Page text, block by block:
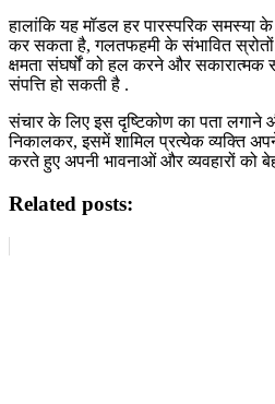
हालांकि यह मॉडल हर पारस्परिक समस्या
कर सकता है, गलतफहमी के संभावित
क्षमता संघर्षों को हल करने और सकारात्मक
संपत्ति हो सकती है .
संचार के लिए इस दृष्टिकोण का पता
निकालकर, इसमें शामिल प्रत्येक व्यक्ति
करते हुए अपनी भावनाओं और व्यवहारों को
Related posts: